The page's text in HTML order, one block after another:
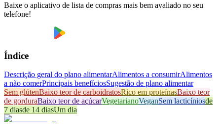
Baixe o aplicativo de lista de compras mais bem avaliado no seu
telefone!
Índice
Descrição geral do plano alimentarAlimentos a consumirAlimentos
a não comerPrincipais benefíciosSugestão de plano alimentar
Sem glútenBaixo teor de carboidratosRico em proteínasBaixo teor
de gorduraBaixo teor de açúcarVegetarianoVeganSem lacticíniosde
7 diasde 14 diasUm dia